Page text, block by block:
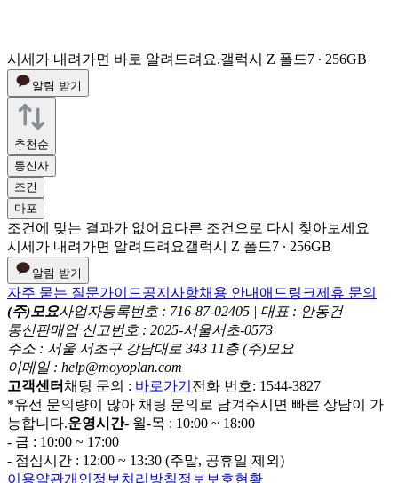
시세가 내려가면 바로 알려드려요.갤럭시 Z 폴드7 ∙ 256GB
알림 받기
추천순
통신사
조건
마포
조건에 맞는 결과가 없어요다른 조건으로 다시 찾아보세요
시세가 내려가면 알려드려요갤럭시 Z 폴드7 ∙ 256GB
알림 받기
자주 묻는 질문가이드공지사항채용 안내 애드링크제휴 문의
(주)모요사업자등록번호 : 716-87-02405 | 대표 : 안동건
통신판매업 신고번호 : 2025-서울서초-0573
주소 : 서울 서초구 강남대로 343 11층 (주)모요
이메일 : help@moyoplan.com
고객센터 채팅 문의 : 바로가기 전화 번호: 1544-3827
*유선 문의량이 많아 채팅 문의로 남겨주시면 빠른 상담이 가
능합니다.운영시간- 월-목 : 10:00 ~ 18:00
- 금 : 10:00 ~ 17:00
- 점심시간 : 12:00 ~ 13:30 (주말, 공휴일 제외)
이용약관개인정보처리방침정보보호현황